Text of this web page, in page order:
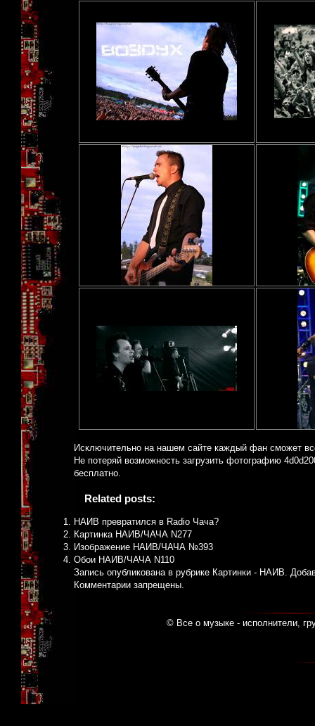
Исключительно на нашем сайте каждый фан сможет
Не потеряй возможность загрузить фотографию
бесплатно.
Related posts:
НАИВ превратился в Radio Чача?
Картинка НАИВ/ЧАЧА N277
Изображение НАИВ/ЧАЧА №393
Обои НАИВ/ЧАЧА N110
Запись опубликована в рубрике Картинки - НАИВ.
Комментарии запрещены.
© Все о музыке - исполнители,